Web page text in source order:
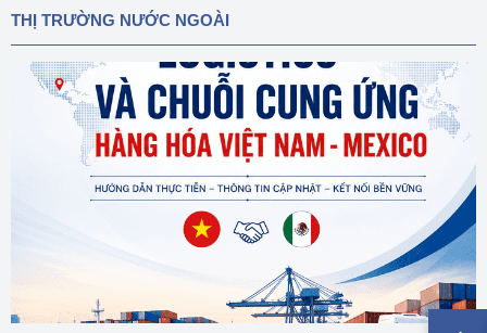
THỊ TRƯỜNG NƯỚC NGOÀI